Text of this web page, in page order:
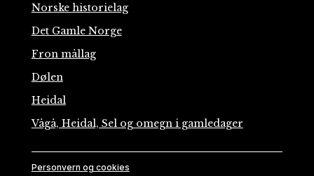
Norske historielag
Det Gamle Norge
Fron mållag
Dølen
Heidal
Vågå, Heidal, Sel og omegn i gamledager
Personvern og cookies